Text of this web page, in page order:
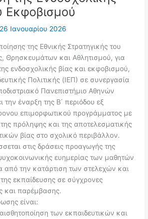
Εκφοβισμού
26 Ιανουαρίου 2026
της Εθνικής Στρατηγικής του
Θρησκευμάτων και Αθλητισμού, για
ενδοσχολικής βίας και εκφοβισμού,
Πολιτικής (ΙΕΠ) σε συνεργασία
Πανεπιστήμιο Αθηνών
έναρξη της Β΄ περιόδου εξ
επιμορφωτικού προγράμματος με
πρόληψης και της αποτελεσματικής
βίας στο σχολικό περιβάλλον.
στις δράσεις προαγωγής της
ευημερίας των μαθητών
από την κατάρτιση των στελεχών και
εκπαίδευσης σε σύγχρονες
και παρέμβασης.
είναι:
των εκπαιδευτικών και